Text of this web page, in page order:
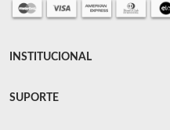
INSTITUCIONAL
SUPORTE